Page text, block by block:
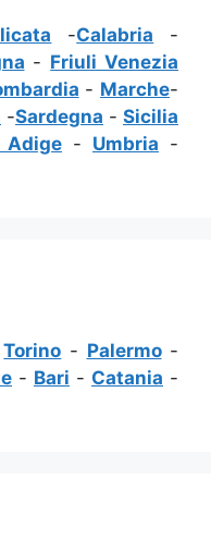
-Calabria -
- Friuli Venezia
- Marche-
-Sardegna - Sicilia
Adige - Umbria -
Torino - Palermo-
- Bari - Catania -